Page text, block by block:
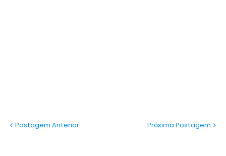
Postagem Anterior Próxima Postagem